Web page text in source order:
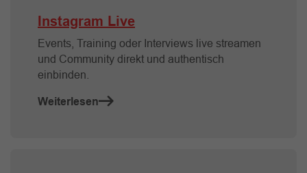
Instagram Live
Events, Training oder Interviews live streamen
und Community direkt und authentisch
einbinden.
Weiterlesen